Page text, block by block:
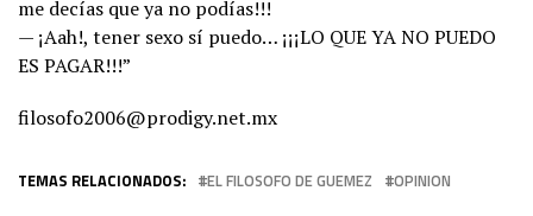
me decías que ya no podías!!!
— ¡Aah!, tener sexo sí puedo… ¡¡¡LO QUE YA NO PUEDO
ES PAGAR!!!”
filosofo2006@prodigy.net.mx
TEMAS RELACIONADOS: EL FILOSOFO DE GUEMEZ OPINION